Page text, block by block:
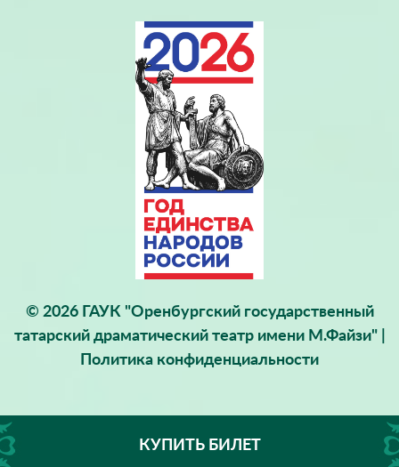
© 2026 ГАУК "Оренбургский государственный
татарский драматический театр имени М.Файзи" |
Политика конфиденциальности
КУПИТЬ БИЛЕТ